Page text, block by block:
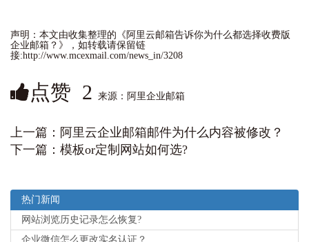
声明：本文由收集整理的《阿里云邮箱告诉你为什么都选择收费版
企业邮箱？》，如转载请保留链
接:http://www.mcexmail.com/news_in/3208
点赞 2 来源：阿里企业邮箱
上一篇： 阿里云企业邮箱邮件为什么内容被修改？
下一篇： 模板or定制网站如何选?
热门新闻
网站浏览历史记录怎么恢复?
企业微信怎么更改实名认证？